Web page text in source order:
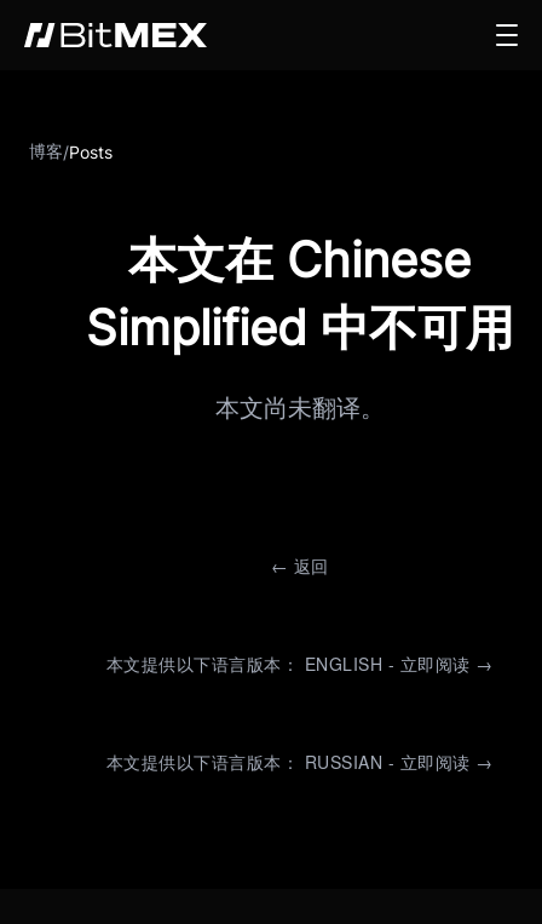
博客/Posts
本文在 Chinese
Simplified 中不可用
本文尚未翻译。
← 返回
本文提供以下语言版本： ENGLISH - 立即阅读 →
本文提供以下语言版本： RUSSIAN - 立即阅读 →